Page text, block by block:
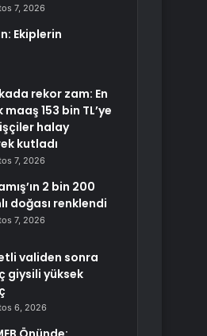
7, 2026
Ekiplerin
rekor zam: En
maaş 153 bin TL’ye
işçiler halay
kutladı
7, 2026
2 bin 200
doğası renklendi
7, 2026
validen sonra
giysili yüksek
6, 2026